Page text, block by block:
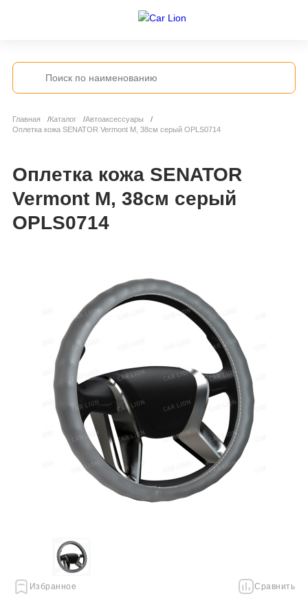
Главная Каталог
Автоаксессуары
Оплетка кожа SENATOR Vermont M, 38см серый OPLS0714
Оплетка кожа SENATOR
Vermont M, 38см серый
OPLS0714
Избранное Сравнить